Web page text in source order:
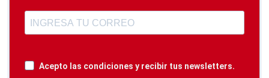
Acepto las condiciones y recibir tus newsletters.